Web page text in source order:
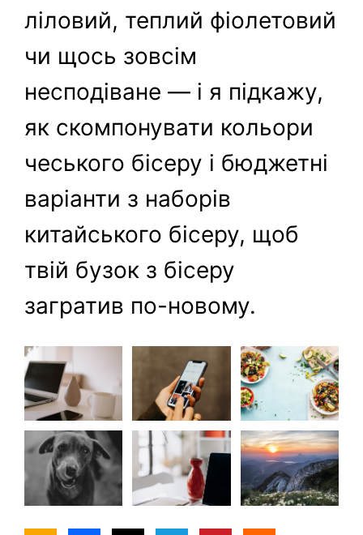
ліловий, теплий фіолетовий
чи щось зовсім
несподіване — і я підкажу,
як скомпонувати кольори
чеського бісеру і бюджетні
варіанти з наборів
китайського бісеру, щоб
твій бузок з бісеру
загратив по-новому.